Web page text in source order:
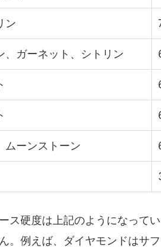
ン
、ガーネット、シトリン
ムーンストーン
ス硬度は上記のようになって
。例えば、ダイヤモンドはサ